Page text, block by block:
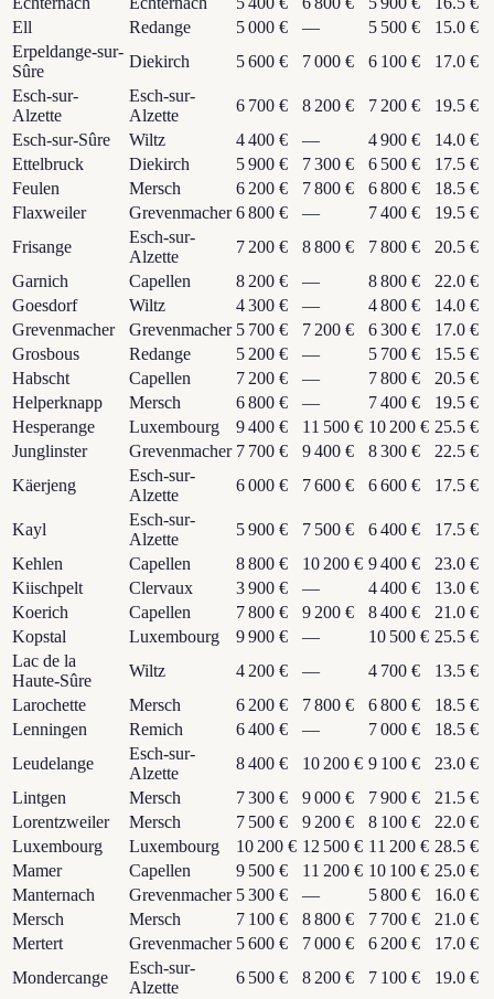
Ell
Redange 5 000 € — 5 500 €
15.0 €
Erpeldange-sur-
Sûre
Diekirch 5 600 € 7 000 € 6 100 €
17.0 €
Esch-sur-
Alzette
Esch-sur-
Alzette
6 700 € 8 200 € 7 200 €
19.5 €
Esch-sur-Sûre
Wiltz 4 400 € — 4 900 €
14.0 €
Ettelbruck
Diekirch 5 900 € 7 300 € 6 500 €
17.5 €
Feulen
Mersch 6 200 € 7 800 € 6 800 €
18.5 €
Flaxweiler
Grevenmacher 6 800 € — 7 400 €
19.5 €
Frisange
Esch-sur-
Alzette
7 200 € 8 800 € 7 800 €
20.5 €
Garnich
Capellen 8 200 € — 8 800 €
22.0 €
Goesdorf
Wiltz 4 300 € — 4 800 €
14.0 €
Grevenmacher
Grevenmacher 5 700 € 7 200 € 6 300 €
17.0 €
Grosbous
Redange 5 200 € — 5 700 €
15.5 €
Habscht
Capellen 7 200 € — 7 800 €
20.5 €
Helperknapp
Mersch 6 800 € — 7 400 €
19.5 €
Hesperange
Luxembourg 9 400 € 11 500 € 10 200 € 25.5 €
Junglinster
Grevenmacher 7 700 € 9 400 € 8 300 €
22.5 €
Käerjeng
Esch-sur-
Alzette
6 000 € 7 600 € 6 600 € 17.5 €
Kayl
Esch-sur-
Alzette
5 900 € 7 500 € 6 400 €
17.5 €
Kehlen
Capellen 8 800 € 10 200 € 9 400 €
23.0 €
Kiischpelt
Clervaux 3 900 € — 4 400 €
13.0 €
Koerich
Capellen 7 800 € 9 200 € 8 400 €
21.0 €
Kopstal
Luxembourg 9 900 € — 10 500 € 25.5 €
Lac de la
Haute-Sûre
Wiltz 4 200 € — 4 700 €
13.5 €
Larochette
Mersch 6 200 € 7 800 € 6 800 €
18.5 €
Lenningen
Remich 6 400 € — 7 000 €
18.5 €
Leudelange
Esch-sur-
Alzette
8 400 € 10 200 € 9 100 €
23.0 €
Lintgen
Mersch 7 300 € 9 000 € 7 900 €
21.5 €
Lorentzweiler
Mersch 7 500 € 9 200 € 8 100 €
22.0 €
Luxembourg
Luxembourg 10 200 € 12 500 € 11 200 € 28.5 €
Mamer
Capellen 9 500 € 11 200 € 10 100 € 25.0 €
Manternach
Grevenmacher 5 300 € — 5 800 €
16.0 €
Mersch
Mersch 7 100 € 8 800 € 7 700 €
21.0 €
Mertert
Grevenmacher 5 600 € 7 000 € 6 200 €
17.0 €
Mondercange
Esch-sur-
Alzette
6 500 € 8 200 € 7 100 €
19.0 €